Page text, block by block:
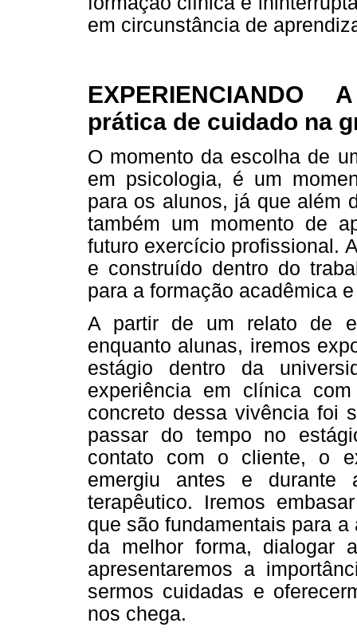
em circunstância de
EXPERIENCIANDO
prática de cuidado na
O momento da escolha de
em psicologia, é um
para os alunos, já que além
também um momento de
futuro exercício profissional.
e construído dentro do
para a formação acadêmica
A partir de um relato de
enquanto alunas, iremos
estágio dentro da
experiência em clínica
concreto dessa vivência foi
passar do tempo no
contato com o cliente, o
emergiu antes e durante
terapêutico. Iremos
que são fundamentais para
da melhor forma, dialogar
apresentaremos a
sermos cuidadas e
nos chega.